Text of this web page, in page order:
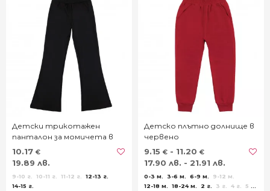
Детски трикотажен
панталон за момичета в
черно
10.17 €
19.89 лв.
9-10 г. 10-11 г. 11-12 г.
12-13 г.
14-15 г.
Детско плътно долнище в
червено
9.15 € - 11.20 €
17.90 лв. - 21.91 лв.
0-3 м. 3-6 м. 6-9 м.
9-12 м.
12-18 м.
18-24 м. 2 г. 3 г. 4 г.
5 г.